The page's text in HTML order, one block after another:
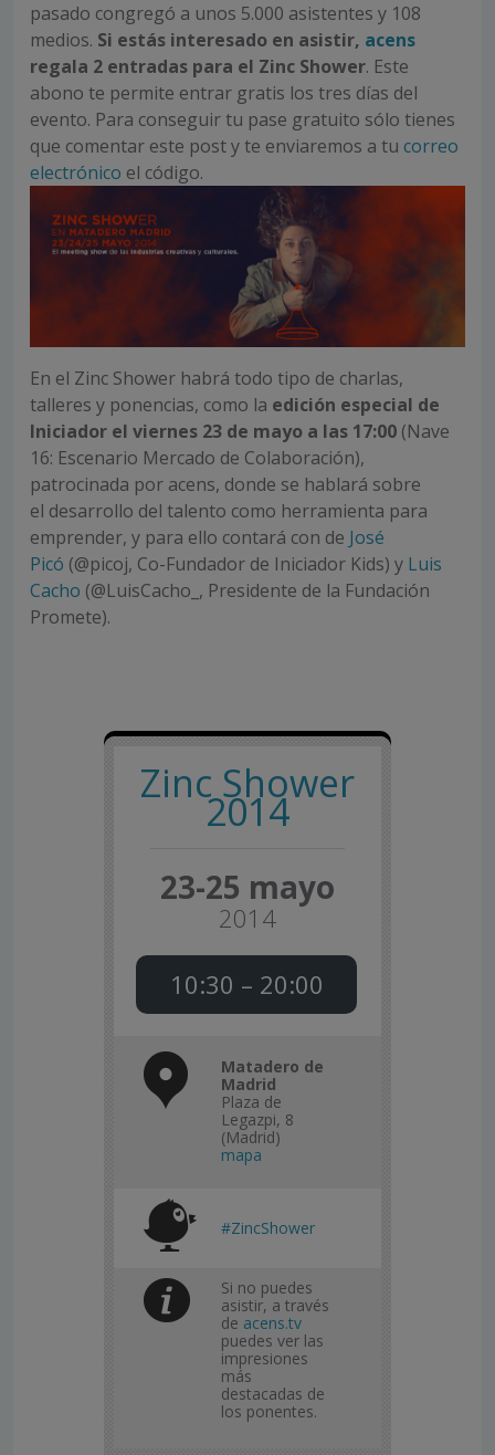
pasado congregó a unos 5.000 asistentes y 108
medios. Si estás interesado en asistir, acens
regala 2 entradas para el Zinc Shower. Este
abono te permite entrar gratis los tres días del
evento. Para conseguir tu pase gratuito sólo tienes
que comentar este post y te enviaremos a tu correo
electrónico el código.
En el Zinc Shower habrá todo tipo de charlas,
talleres y ponencias, como la edición especial de
Iniciador el viernes 23 de mayo a las 17:00 (Nave
16: Escenario Mercado de Colaboración),
patrocinada por acens, donde se hablará sobre
el desarrollo del talento como herramienta para
emprender, y para ello contará con de José
Picó (@picoj, Co-Fundador de Iniciador Kids) y Luis
Cacho (@LuisCacho_, Presidente de la Fundación
Promete).
Zinc Shower
2014
23-25 mayo
2014
10:30 – 20:00
Matadero de
Madrid
Plaza de
Legazpi, 8
(Madrid)
mapa
#ZincShower
Si no puedes
asistir, a través
de acens.tv
puedes ver las
impresiones
más
destacadas de
los ponentes.